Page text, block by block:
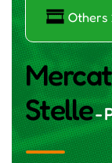
Ő Others
Stelle-